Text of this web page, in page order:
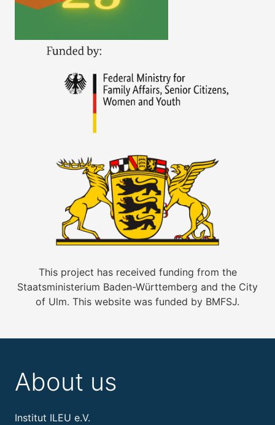
This project has received funding from the
Staatsministerium Baden-Württemberg and the City
of Ulm. This website was funded by BMFSJ.
About us
Institut ILEU e.V.